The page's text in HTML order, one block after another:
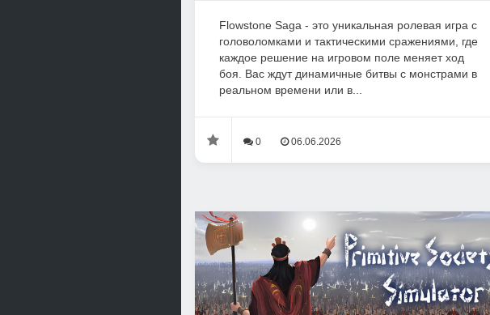
Flowstone Saga - это уникальная ролевая игра с
головоломками и тактическими сражениями, где
каждое решение на игровом поле меняет ход
боя. Вас ждут динамичные битвы с монстрами в
реальном времени или в...
0 06.06.2026